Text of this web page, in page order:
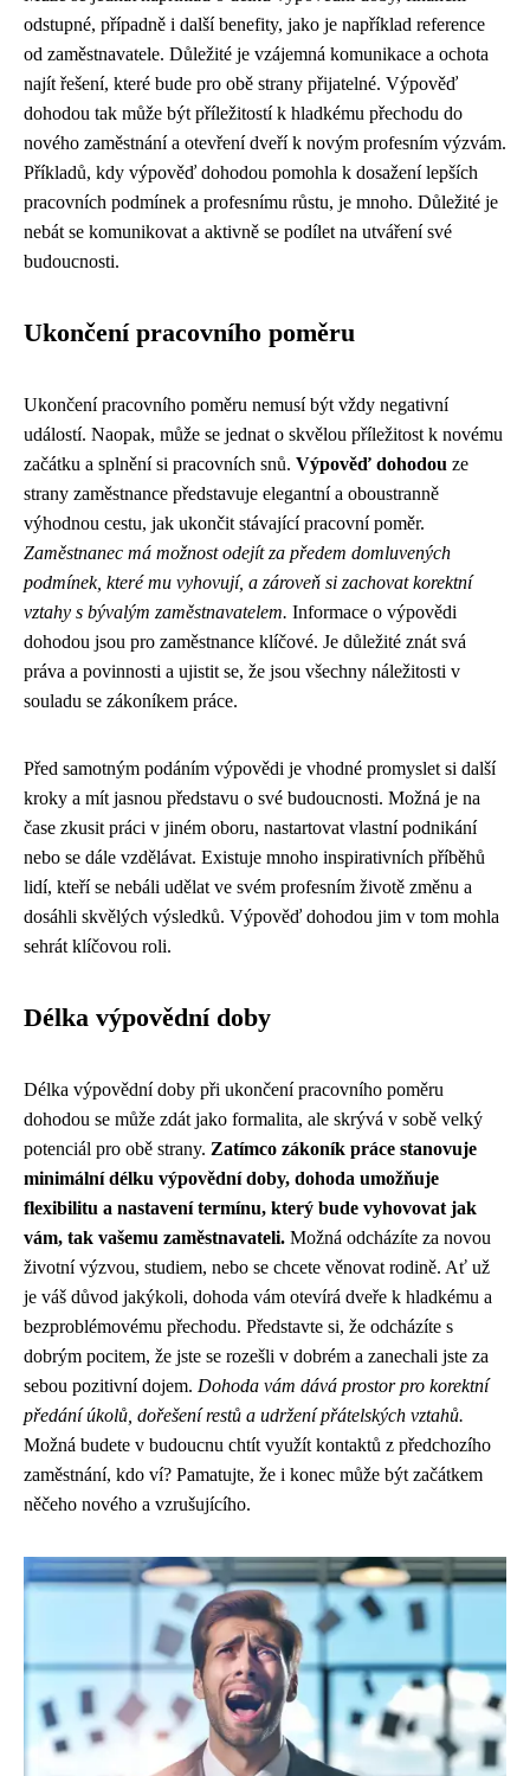
odstupné, případně i další benefity, jako je například reference
od zaměstnavatele. Důležité je vzájemná komunikace a ochota
najít řešení, které bude pro obě strany přijatelné. Výpověď
dohodou tak může být příležitostí k hladkému přechodu do
nového zaměstnání a otevření dveří k novým profesním výzvám.
Příkladů, kdy výpověď dohodou pomohla k dosažení lepších
pracovních podmínek a profesnímu růstu, je mnoho. Důležité je
nebát se komunikovat a aktivně se podílet na utváření své
budoucnosti.
Ukončení pracovního poměru
Ukončení pracovního poměru nemusí být vždy negativní
událostí. Naopak, může se jednat o skvělou příležitost k novému
začátku a splnění si pracovních snů. Výpověď dohodou ze
strany zaměstnance představuje elegantní a oboustranně
výhodnou cestu, jak ukončit stávající pracovní poměr.
Zaměstnanec má možnost odejít za předem domluvených
podmínek, které mu vyhovují, a zároveň si zachovat korektní
vztahy s bývalým zaměstnavatelem. Informace o výpovědi
dohodou jsou pro zaměstnance klíčové. Je důležité znát svá
práva a povinnosti a ujistit se, že jsou všechny náležitosti v
souladu se zákoníkem práce.
Před samotným podáním výpovědi je vhodné promyslet si další
kroky a mít jasnou představu o své budoucnosti. Možná je na
čase zkusit práci v jiném oboru, nastartovat vlastní podnikání
nebo se dále vzdělávat. Existuje mnoho inspirativních příběhů
lidí, kteří se nebáli udělat ve svém profesním životě změnu a
dosáhli skvělých výsledků. Výpověď dohodou jim v tom mohla
sehrát klíčovou roli.
Délka výpovědní doby
Délka výpovědní doby při ukončení pracovního poměru
dohodou se může zdát jako formalita, ale skrývá v sobě velký
potenciál pro obě strany. Zatímco zákoník práce stanovuje
minimální délku výpovědní doby, dohoda umožňuje
flexibilitu a nastavení termínu, který bude vyhovovat jak
vám, tak vašemu zaměstnavateli. Možná odcházíte za novou
životní výzvou, studiem, nebo se chcete věnovat rodině. Ať už
je váš důvod jakýkoli, dohoda vám otevírá dveře k hladkému a
bezproblémovému přechodu. Představte si, že odcházíte s
dobrým pocitem, že jste se rozešli v dobrém a zanechali jste za
sebou pozitivní dojem. Dohoda vám dává prostor pro korektní
předání úkolů, dořešení restů a udržení přátelských vztahů.
Možná budete v budoucnu chtít využít kontaktů z předchozího
zaměstnání, kdo ví? Pamatujte, že i konec může být začátkem
něčeho nového a vzrušujícího.